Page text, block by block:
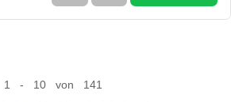
1 - 10 von 141